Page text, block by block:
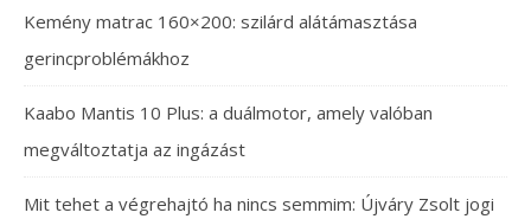
Kemény matrac 160×200: szilárd alátámasztása
gerincproblémákhoz
Kaabo Mantis 10 Plus: a duálmotor, amely valóban
megváltoztatja az ingázást
Mit tehet a végrehajtó ha nincs semmim: Újváry Zsolt jogi